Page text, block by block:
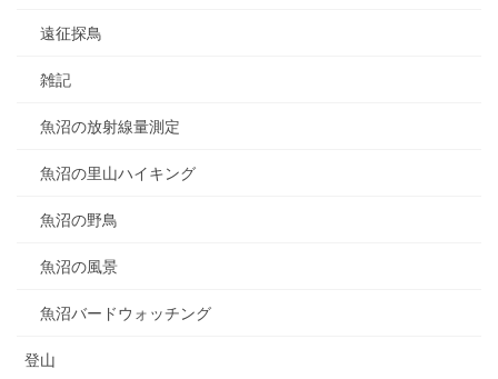
遠征探鳥
雑記
魚沼の放射線量測定
魚沼の里山ハイキング
魚沼の野鳥
魚沼の風景
魚沼バードウォッチング
登山